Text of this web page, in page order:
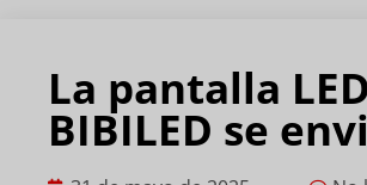
La pantalla
BIBILED se